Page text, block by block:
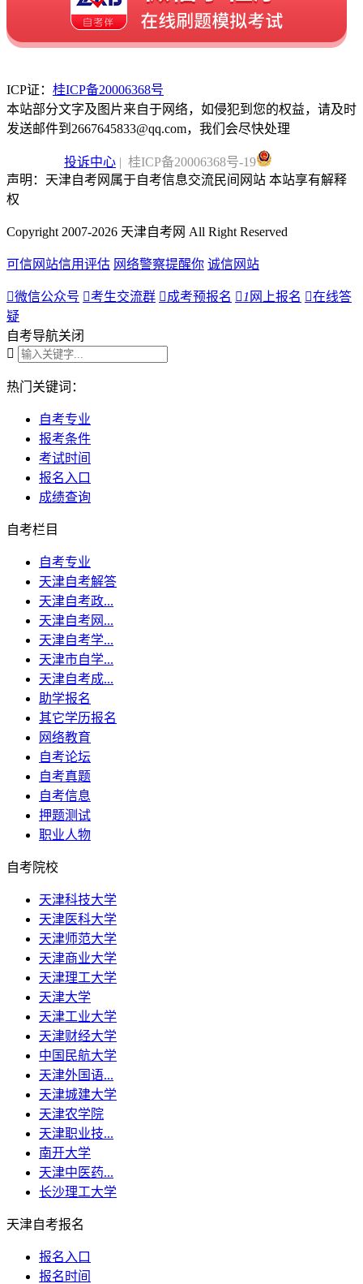
ICP证： 桂ICP备20006368号
本站部分文字及图片来自于网络，如侵犯到您的权益，请及时
发送邮件到2667645833@qq.com，我们会尽快处理
投诉中心 | 桂ICP备20006368号-19
声明：天津自考网属于自考信息交流民间网站 本站享有解释
权
Copyright 2007-2026 天津自考网 All Right Reserved
可信网站信用评估 网络警察提醒你 诚信网站
微信公众号 考生交流群 成考预报名  1 网上报名 在线答
疑
自考导航关闭

热门关键词：
自考专业
报考条件
考试时间
报名入口
成绩查询
自考栏目
自考专业
天津自考解答
天津自考政...
天津自考网...
天津自考学...
天津市自学...
天津自考成...
助学报名
其它学历报名
网络教育
自考论坛
自考真题
自考信息
押题测试
职业人物
自考院校
天津科技大学
天津医科大学
天津师范大学
天津商业大学
天津理工大学
天津大学
天津工业大学
天津财经大学
中国民航大学
天津外国语...
天津城建大学
天津农学院
天津职业技...
南开大学
天津中医药...
长沙理工大学
天津自考报名
报名入口
报名时间